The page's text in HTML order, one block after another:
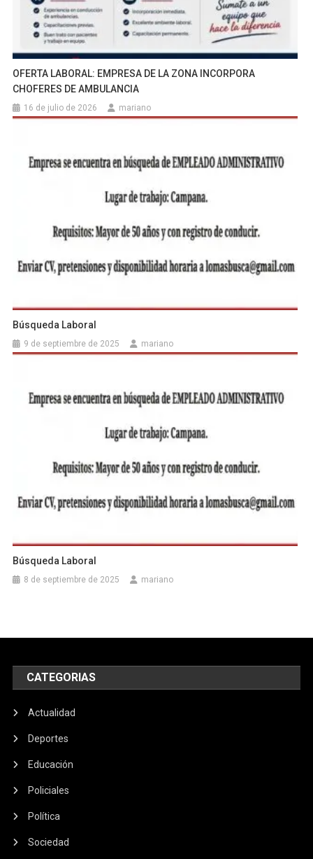
OFERTA LABORAL: EMPRESA DE LA ZONA INCORPORA
CHOFERES DE AMBULANCIA
16 de julio de 2026 mariano
Búsqueda Laboral
9 de septiembre de 2025 mariano
Búsqueda Laboral
8 de septiembre de 2025 mariano
CATEGORIAS
Actualidad
Deportes
Educación
Policiales
Política
Sociedad